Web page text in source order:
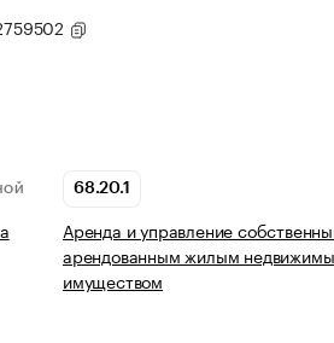
68.20.1
Аренда и управление
арендованным жилым
имуществом